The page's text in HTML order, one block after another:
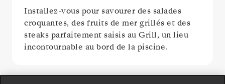
Installez-vous pour savourer des salades
croquantes, des fruits de mer grillés et des
steaks parfaitement saisis au Grill, un lieu
incontournable au bord de la piscine.